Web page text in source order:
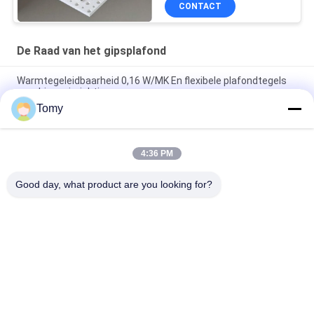
CONTACT
De Raad van het gipsplafond
Warmtegeleidbaarheid 0,16 W/MK En flexibele plafondtegels
voor binneninrichting
Schroefbevestiging Gips plafondplaten Brandwerendheid
Klasse A 9,5 kg/m2 Artistieke plafonds
Gips spiegel drop in valse plafond tegel met folie papier bedekt
Tomy
4:36 PM
Good day, what product are you looking for?